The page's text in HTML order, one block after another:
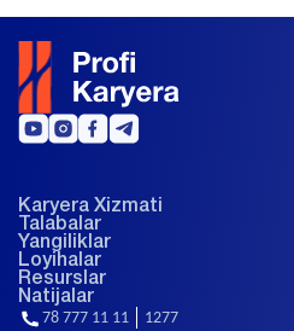
Karyera Xizmati
Talabalar
Yangiliklar
Loyihalar
Resurslar
Natijalar
78 777 11 11 1277